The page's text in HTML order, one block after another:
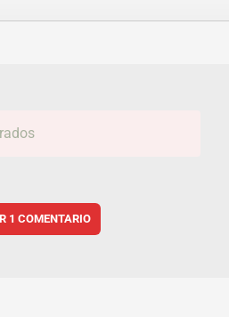
1 COMENTARIO